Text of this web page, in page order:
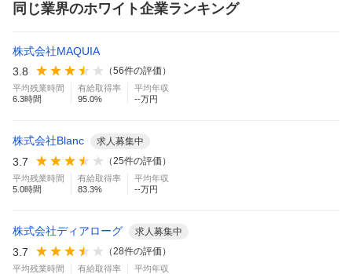
同じ業界のホワイト企業ランキング
株式会社MAQUIA
3.8
（56件の評価）
平均残業時間
6.3時間
有給取得率
95.0%
平均年収
--万円
株式会社Blanc 求人募集中
3.7 （25件の評価）
平均残業時間
5.0時間
有給取得率
83.3%
平均年収
--万円
株式会社ディアローグ 求人募集中
3.7 （28件の評価）
平均残業時間
有給取得率
平均年収